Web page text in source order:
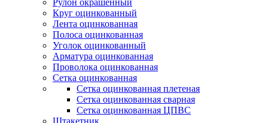
Рулон окрашенный
Круг оцинкованный
Лента оцинкованная
Полоса оцинкованная
Уголок оцинкованный
Арматура оцинкованная
Проволока оцинкованная
Сетка оцинкованная
Сетка оцинкованная плетеная
Сетка оцинкованная сварная
Сетка оцинкованная ЦПВС
Штакетник